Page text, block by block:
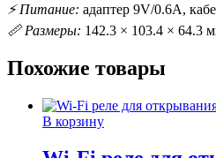
⚡ Питание: адаптер 9V/0.6A,
📏 Размеры: 142.3 × 103.4 × 64.3
Похожие товары
В корзину